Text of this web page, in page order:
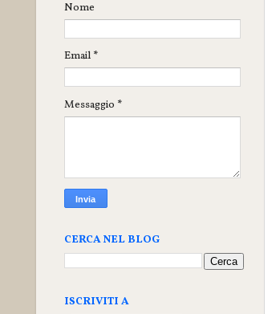
Nome
Email *
Messaggio *
CERCA NEL BLOG
ISCRIVITI A